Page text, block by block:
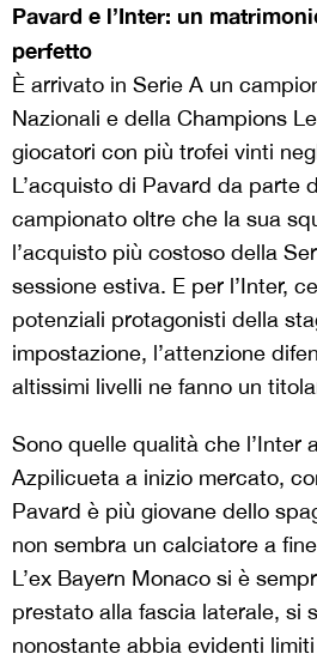
Pavard e l’Inter: un
perfetto
È arrivato in Serie A un
Nazionali e della Champions
giocatori con più trofei vinti
L’acquisto di Pavard da parte
campionato oltre che la sua
l’acquisto più costoso della
sessione estiva. E per l’Inter,
potenziali protagonisti della
impostazione, l’attenzione
altissimi livelli ne fanno un
Sono quelle qualità che l’Inter
Azpilicueta a inizio mercato,
Pavard è più giovane dello
non sembra un calciatore a
L’ex Bayern Monaco si è
prestato alla fascia laterale, si
nonostante abbia evidenti